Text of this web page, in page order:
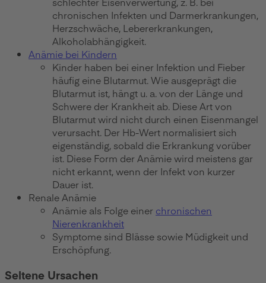
chronischen Infekten und Darmerkrankungen,
Herzschwäche, Lebererkrankungen,
Alkoholabhängigkeit.
Anämie bei Kindern
Kinder haben bei einer Infektion und Fieber
häufig eine Blutarmut. Wie ausgeprägt die
Blutarmut ist, hängt u. a. von der Länge und
Schwere der Krankheit ab. Diese Art von
Blutarmut wird nicht durch einen Eisenmangel
verursacht. Der Hb-Wert normalisiert sich
eigenständig, sobald die Erkrankung vorüber
ist. Diese Form der Anämie wird meistens gar
nicht erkannt, wenn der Infekt von kurzer
Dauer ist.
Renale Anämie
Anämie als Folge einer chronischen
Nierenkrankheit
Symptome sind Blässe sowie Müdigkeit und
Erschöpfung.
Seltene Ursachen